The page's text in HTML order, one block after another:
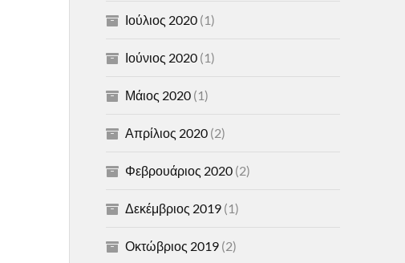
Ιούλιος 2020(1)
Ιούνιος 2020(1)
Μάιος 2020(1)
Απρίλιος 2020(2)
Φεβρουάριος 2020(2)
Δεκέμβριος 2019(1)
Οκτώβριος 2019(2)